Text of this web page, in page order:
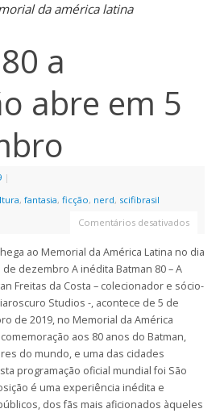
da américa latina
a
abre em 5
|
, fantasia, ficção, nerd, scifibrasil
Comentários desativados
ao Memorial da América Latina no dia
dezembro A inédita Batman 80 – A
Freitas da Costa – colecionador e sócio-
Studios -, acontece de 5 de
de 2019, no Memorial da América
aos 80 anos do Batman,
do mundo, e uma das cidades
programação oficial mundial foi São
é uma experiência inédita e
dos fãs mais aficionados àqueles